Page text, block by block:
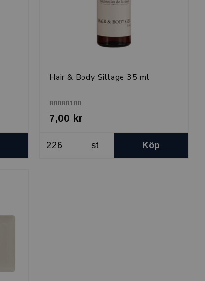
Hair & Body Sillage 35 ml
80080100
7,00 kr
st Köp